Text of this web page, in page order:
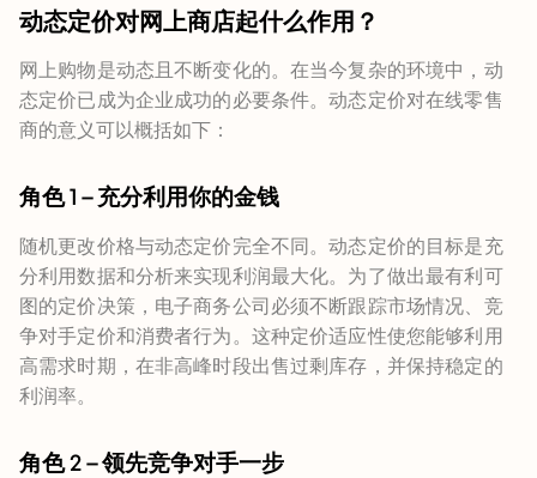
动态定价对网上商店起什么作用？
网上购物是动态且不断变化的。在当今复杂的环境中，动
态定价已成为企业成功的必要条件。动态定价对在线零售
商的意义可以概括如下：
角色 1 – 充分利用你的金钱
随机更改价格与动态定价完全不同。动态定价的目标是充
分利用数据和分析来实现利润最大化。为了做出最有利可
图的定价决策，电子商务公司必须不断跟踪市场情况、竞
争对手定价和消费者行为。这种定价适应性使您能够利用
高需求时期，在非高峰时段出售过剩库存，并保持稳定的
利润率。
角色 2 – 领先竞争对手一步